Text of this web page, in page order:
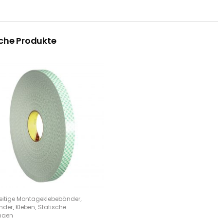
Produkte
Montageklebebänder,
, Kleben, Statische